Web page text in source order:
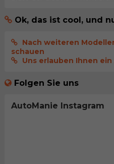
Ok, das ist cool, und
Nach weiteren
schauen
Uns erlauben Ihnen
Folgen Sie uns
AutoManie Instagram